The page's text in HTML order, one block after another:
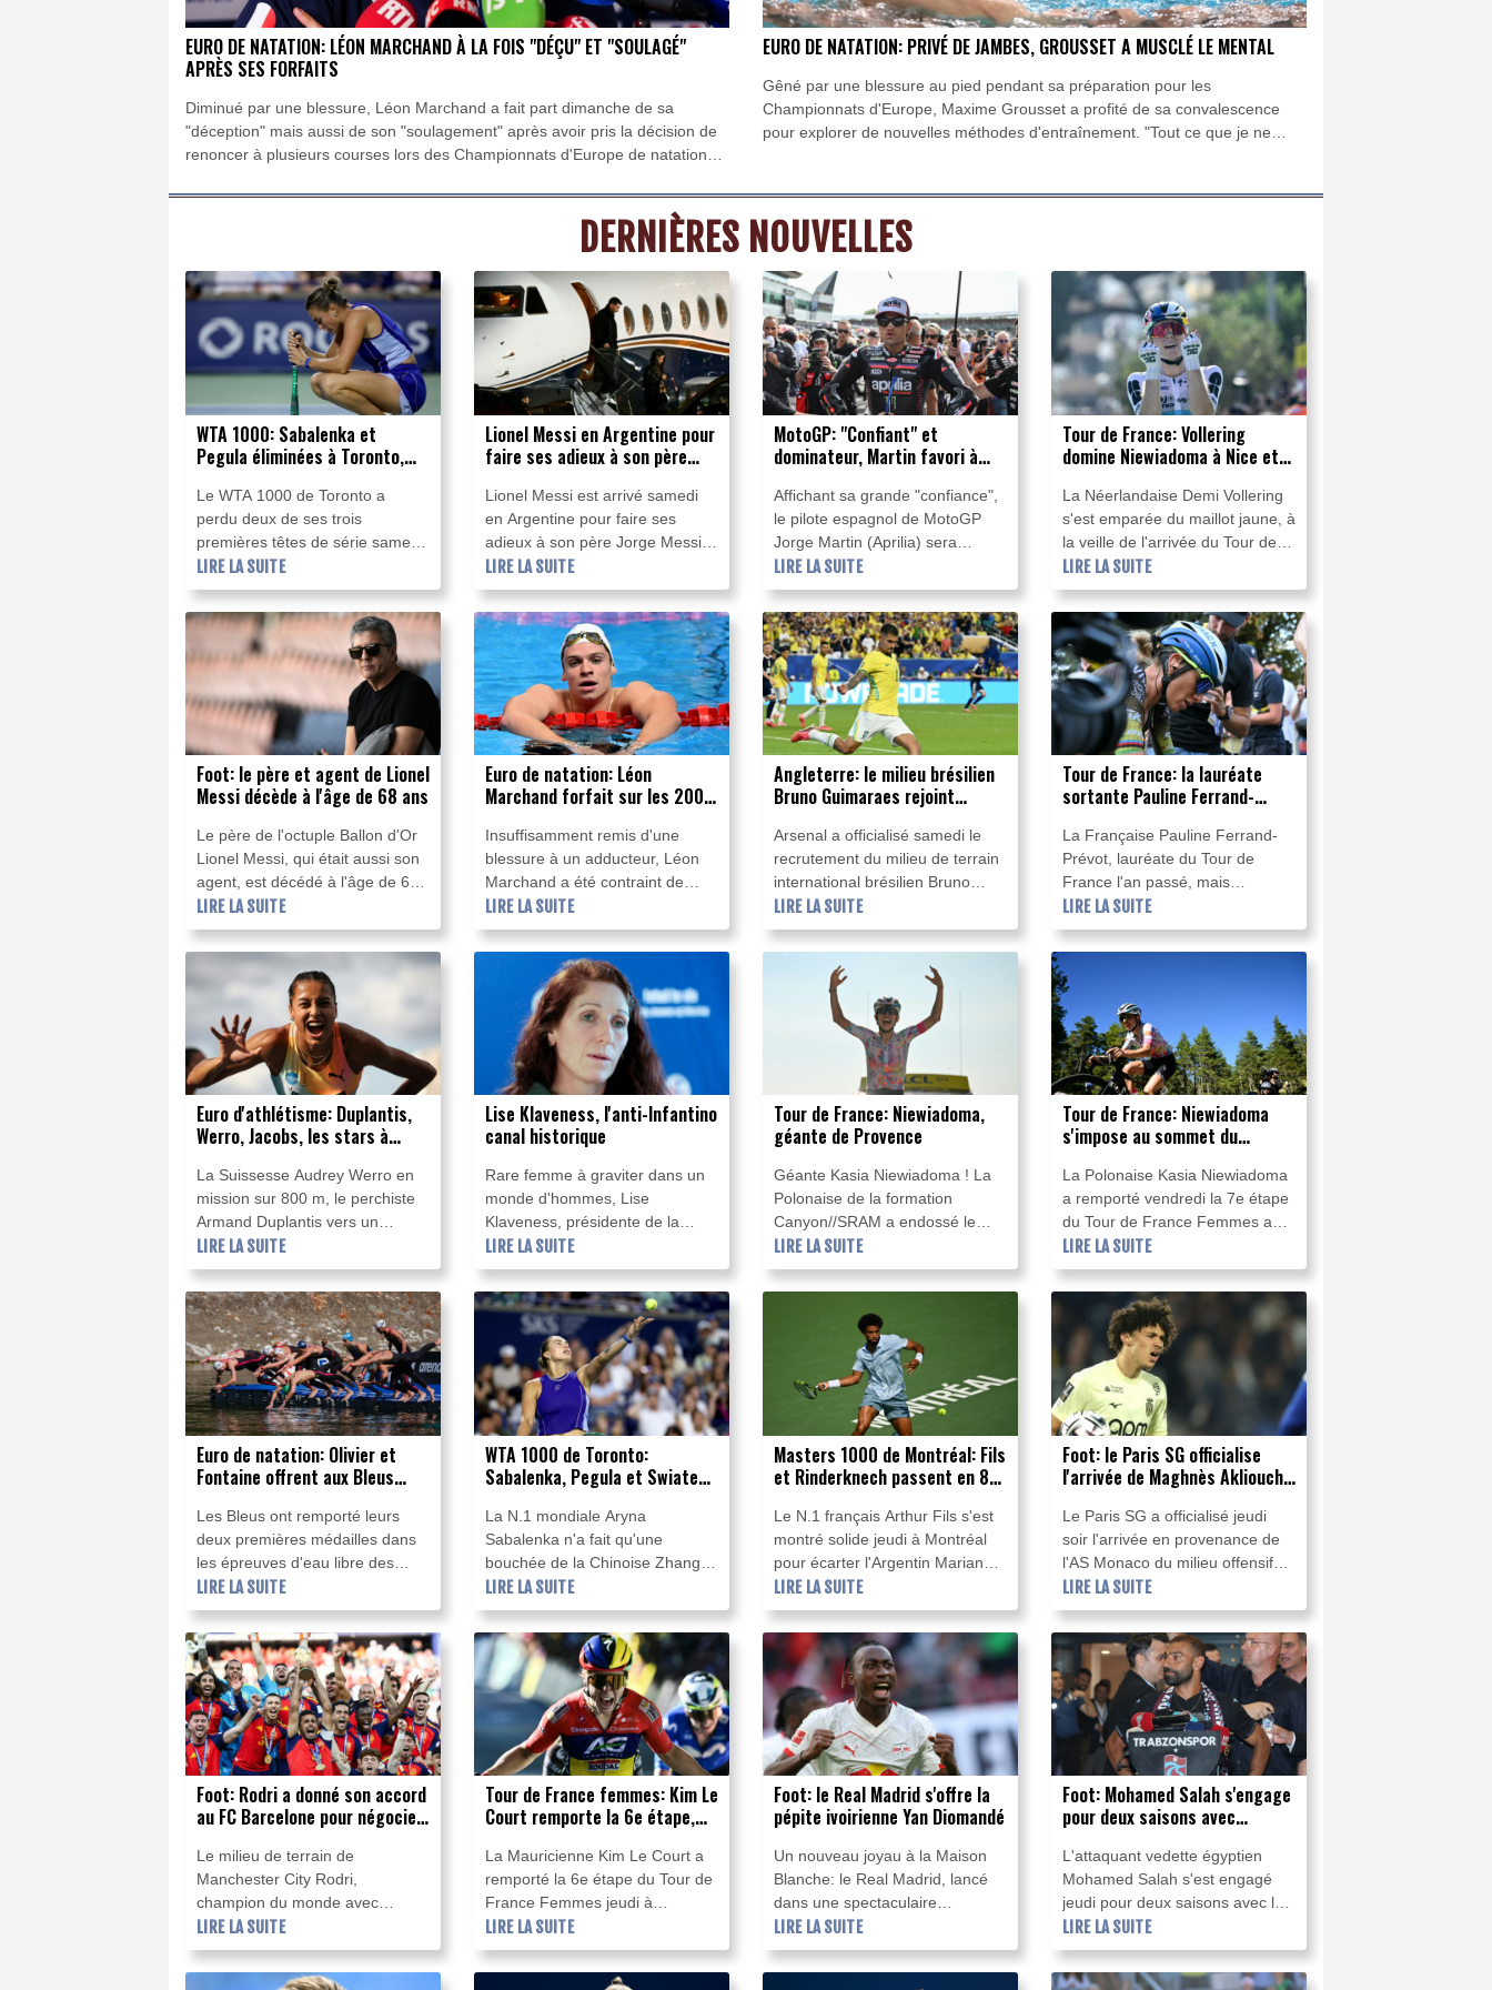
EURO DE NATATION: LÉON MARCHAND À LA FOIS "DÉÇU" ET "SOULAGÉ"
APRÈS SES FORFAITS
Diminué par une blessure, Léon Marchand a fait part dimanche de sa
"déception" mais aussi de son "soulagement" après avoir pris la décision de
renoncer à plusieurs courses lors des Championnats d'Europe de natation
EURO DE NATATION: PRIVÉ DE JAMBES, GROUSSET A MUSCLÉ LE MENTAL
Gêné par une blessure au pied pendant sa préparation pour les
Championnats d'Europe, Maxime Grousset a profité de sa convalescence
pour explorer de nouvelles méthodes d'entraînement. "Tout ce que je ne
DERNIÈRES NOUVELLES
WTA 1000: Sabalenka et
Pegula éliminées à Toronto,
Le WTA 1000 de Toronto a
perdu deux de ses trois
premières têtes de série samedi,
avec les éliminations de la
Bélarusse Aryna Sabalenka, N.1
mondiale, et de l'Américaine
Jessica Pegula (3e),
championne du tournoi canadien
LIRE LA SUITE
Lionel Messi en Argentine pour
faire ses adieux à son père
Lionel Messi est arrivé samedi
en Argentine pour faire ses
adieux à son père Jorge Messi,
qui est décédé le même jour,
laissant la star planétaire
orphelin d'un homme qui fut à la
fois son agent en affaires et son
soutien indéfectible depuis les
années difficiles de son
adolescence à Barcelone.
LIRE LA SUITE
MotoGP: "Confiant" et
dominateur, Martin favori à
Affichant sa grande "confiance",
le pilote espagnol de MotoGP
Jorge Martin (Aprilia) sera
l'homme à battre au Grand Prix
de Grande-Bretagne dimanche,
après avoir dominé les
qualifications et remporté de
belle manière la course sprint
samedi à Silverstone.
LIRE LA SUITE
Tour de France: Vollering
domine Niewiadoma à Nice et
La Néerlandaise Demi Vollering
s'est emparée du maillot jaune, à
la veille de l'arrivée du Tour de
France, en remportant samedi la
8e étape à Nice, faisant craquer
la Polonaise Kasia Niewiadoma
qu'elle devance désormais de 8
secondes au classement
général.
LIRE LA SUITE
Foot: le père et agent de Lionel
Messi décède à l'âge de 68 ans
Le père de l'octuple Ballon d'Or
Lionel Messi, qui était aussi son
agent, est décédé à l'âge de 68
ans, a annoncé samedi le club
où le capitaine argentin a joué
lorsqu'il était enfant, Newell’s Old
Boys de Rosario.
LIRE LA SUITE
Euro de natation: Léon
Marchand forfait sur les 200
Insuffisamment remis d'une
blessure à un adducteur, Léon
Marchand a été contraint de
faire l'impasse sur les 200 et 400
m quatre nages des
Championnats d'Europe de
natation, dont les épreuves de
course démarrent lundi à Saint-
Denis, a annoncé la Fédération
française dans un communiqué.
LIRE LA SUITE
Angleterre: le milieu brésilien
Bruno Guimaraes rejoint
Arsenal a officialisé samedi le
recrutement du milieu de terrain
international brésilien Bruno
Guimaraes en provenance de
Newcastle, pour un contrat de
quatre ans plus un en option.
LIRE LA SUITE
Tour de France: la lauréate
sortante Pauline Ferrand-
étape
La Française Pauline Ferrand-
Prévot, lauréate du Tour de
France l'an passé, mais
seulement 14e au classement
général de l'édition en cours, a
abandonné samedi avant le
départ de la 8e et avant-dernière
étape entre Sisteron et Nice.
LIRE LA SUITE
Euro d'athlétisme: Duplantis,
Werro, Jacobs, les stars à
La Suissesse Audrey Werro en
mission sur 800 m, le perchiste
Armand Duplantis vers un
seizième record du monde, un
troisième sacre pour le sprinteur
Marcell Jacobs: passage en
revue des stars attendues aux
championnats d'Europe
d'athlétisme qui débutent lundi à
Birmingham (Royaume-Uni).
LIRE LA SUITE
Lise Klaveness, l'anti-Infantino
canal historique
Rare femme à graviter dans un
monde d'hommes, Lise
Klaveness, présidente de la
Fédération norvégienne de
football, joue depuis des années
le rôle de poil à gratter de la Fifa,
et certains la verraient bien en
prendre la direction à la place de
Gianni Infantino.
LIRE LA SUITE
Tour de France: Niewiadoma,
géante de Provence
Géante Kasia Niewiadoma ! La
Polonaise de la formation
Canyon//SRAM a endossé le
maillot jaune à deux jours de
l'arrivée à Nice en s'imposant
vendredi lors de la 7e étape du
Tour de France, au sommet du
Mont Ventoux, au terme d'un
solo de près de dix kilomètres.
LIRE LA SUITE
Tour de France: Niewiadoma
s'impose au sommet du
jaune
La Polonaise Kasia Niewiadoma
a remporté vendredi la 7e étape
du Tour de France Femmes au
sommet du Mont Ventoux où elle
a endossé le maillot jaune au
détriment de la Suissesse
Marlen Reusser, 4e.
LIRE LA SUITE
Euro de natation: Olivier et
Fontaine offrent aux Bleus
Les Bleus ont remporté leurs
deux premières médailles dans
les épreuves d'eau libre des
Championnats d'Europe de
natation, grâce à Marc-Antoine
Olivier et Logan Fontaine,
respectivement en argent et en
bronze au 3 km knock-out,
vendredi dans la Seine à Paris.
LIRE LA SUITE
WTA 1000 de Toronto:
Sabalenka, Pegula et Swiatek
finale
La N.1 mondiale Aryna
Sabalenka n'a fait qu'une
bouchée de la Chinoise Zhang
Shuai (62e) 6-3, 6-4 pour se
hisser en huitièmes de finale du
WTA 1000 de Toronto, un stade
que Jessica Pegula (3e) et Iga
Swiatek (8e) ont elles aussi
atteint sans trop transpirer.
LIRE LA SUITE
Masters 1000 de Montréal: Fils
et Rinderknech passent en 8es
Le N.1 français Arthur Fils s'est
montré solide jeudi à Montréal
pour écarter l'Argentin Mariano
Navone et rejoindre les
huitièmes de finale du Masters
1000 du Canada, tout comme
Arthur Rinderknech qui a profité
de l'abandon de l'Américain
Frances Tiafoe.
LIRE LA SUITE
Foot: le Paris SG officialise
l'arrivée de Maghnès Akliouche
Le Paris SG a officialisé jeudi
soir l'arrivée en provenance de
l'AS Monaco du milieu offensif
français Maghnès Akliouche, qui
s'engage avec le club de la
capitale jusqu'en 2031.
LIRE LA SUITE
Foot: Rodri a donné son accord
au FC Barcelone pour négocier
Le milieu de terrain de
Manchester City Rodri,
champion du monde avec
l'Espagne cet été, a donné son
accord au FC Barcelone pour
négocier un potentiel transfert, a
LIRE LA SUITE
Tour de France femmes: Kim Le
Court remporte la 6e étape,
jaune
La Mauricienne Kim Le Court a
remporté la 6e étape du Tour de
France Femmes jeudi à
Tournon-sur-Rhône (Ardèche)
où la Suissesse Marlen Reusser
a conservé le maillot jaune à la
LIRE LA SUITE
Foot: le Real Madrid s'offre la
pépite ivoirienne Yan Diomandé
Un nouveau joyau à la Maison
Blanche: le Real Madrid, lancé
dans une spectaculaire
reconstruction, a officialisé jeudi
l'arrivée de l'ailier ivoirien Yan
Diomandé, 19 ans, pour un
LIRE LA SUITE
Foot: Mohamed Salah s'engage
pour deux saisons avec
L'attaquant vedette égyptien
Mohamed Salah s'est engagé
jeudi pour deux saisons avec le
club turc de Trabzonspor, après
neuf saisons et autant de
trophées en Angleterre à
LIRE LA SUITE